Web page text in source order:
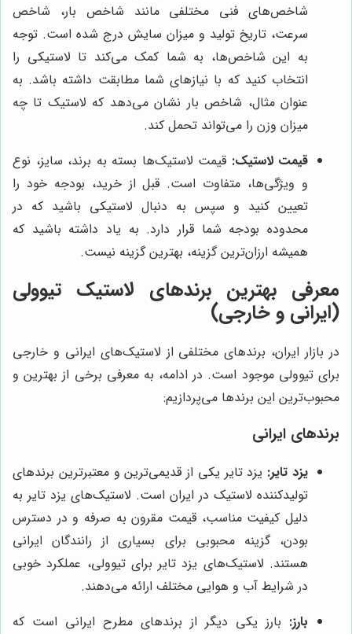
شاخص‌های فنی مختلفی مانند شاخص بار، شاخص
سرعت، تاریخ تولید و میزان سایش درج شده است. توجه
به این شاخص‌ها، به شما کمک می‌کند تا لاستیکی را
انتخاب کنید که با نیازهای شما مطابقت داشته باشد. به
عنوان مثال، شاخص بار نشان می‌دهد که لاستیک تا چه
میزان وزن را می‌تواند تحمل کند.
قیمت لاستیک: قیمت لاستیک‌ها بسته به برند، سایز، نوع
و ویژگی‌ها، متفاوت است. قبل از خرید، بودجه خود را
تعیین کنید و سپس به دنبال لاستیکی باشید که در
محدوده بودجه شما قرار دارد. به یاد داشته باشید که
همیشه ارزان‌ترین گزینه، بهترین گزینه نیست.
معرفی بهترین برندهای لاستیک تیوولی
(ایرانی و خارجی)
در بازار ایران، برندهای مختلفی از لاستیک‌های ایرانی و خارجی
برای تیوولی موجود است. در ادامه، به معرفی برخی از بهترین و
محبوب‌ترین این برندها می‌پردازیم:
برندهای ایرانی
یزد تایر: یزد تایر یکی از قدیمی‌ترین و معتبرترین برندهای
تولیدکننده لاستیک در ایران است. لاستیک‌های یزد تایر به
دلیل کیفیت مناسب، قیمت مقرون به صرفه و در دسترس
بودن، گزینه محبوبی برای بسیاری از رانندگان ایرانی
هستند. لاستیک‌های یزد تایر برای تیوولی، عملکرد خوبی
در شرایط آب و هوایی مختلف ارائه می‌دهند.
بارز: بارز یکی دیگر از برندهای مطرح ایرانی است که